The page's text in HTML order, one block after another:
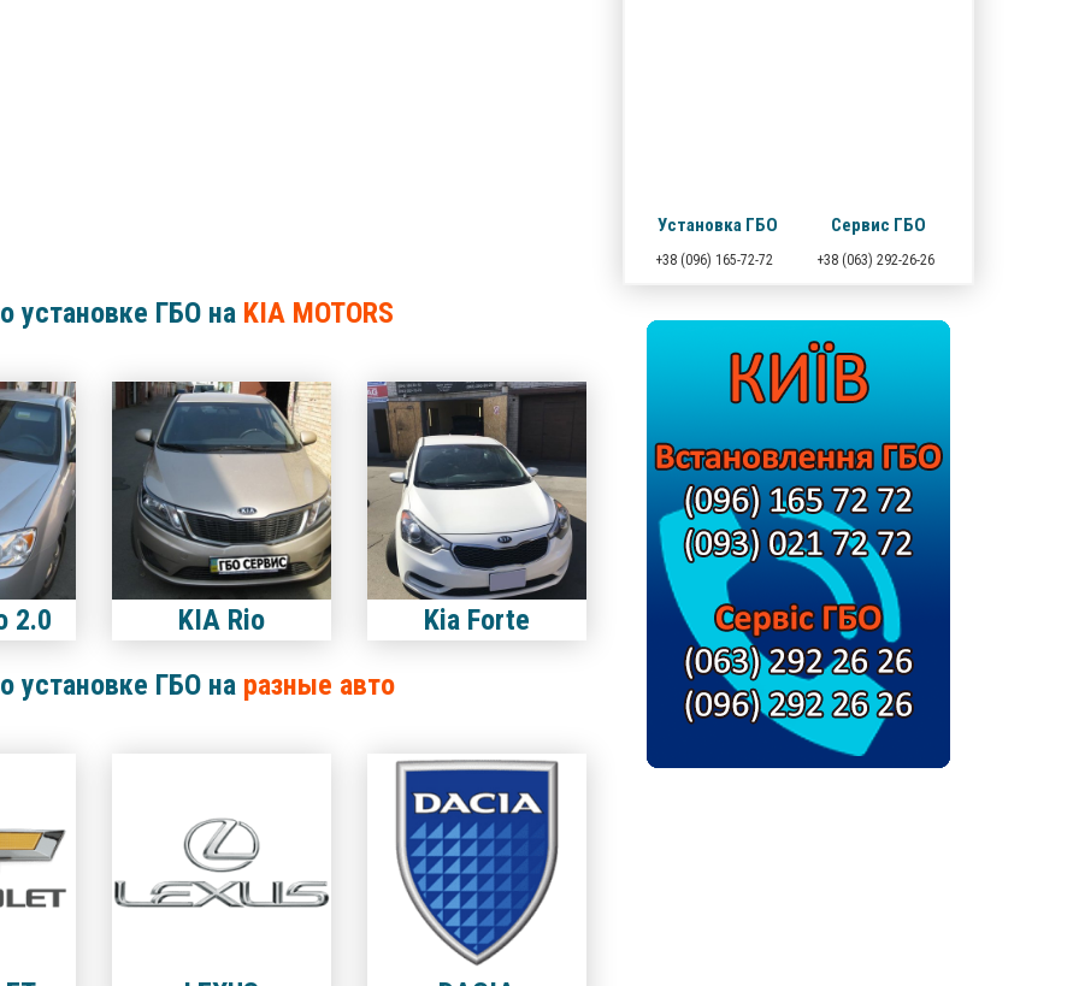
установке ГБО на KIA MOTORS
2.0 KIA Rio
Kia Forte
установке ГБО на разные авто
Установка ГБО
+38 (096) 165-72-72
Сервис ГБО
+38 (063) 292-26-26